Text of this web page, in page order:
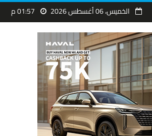
الخميس، 06 أغسطس 2026